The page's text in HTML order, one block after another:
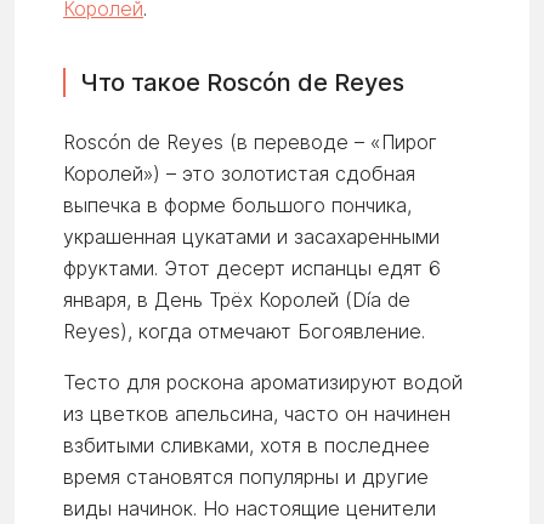
Королей.
Что такое Roscón de Reyes
Roscón de Reyes (в переводе – «Пирог
Королей») – это золотистая сдобная
выпечка в форме большого пончика,
украшенная цукатами и засахаренными
фруктами. Этот десерт испанцы едят 6
января, в День Трёх Королей (Día de
Reyes), когда отмечают Богоявление.
Тесто для роскона ароматизируют водой
из цветков апельсина, часто он начинен
взбитыми сливками, хотя в последнее
время становятся популярны и другие
виды начинок. Но настоящие ценители